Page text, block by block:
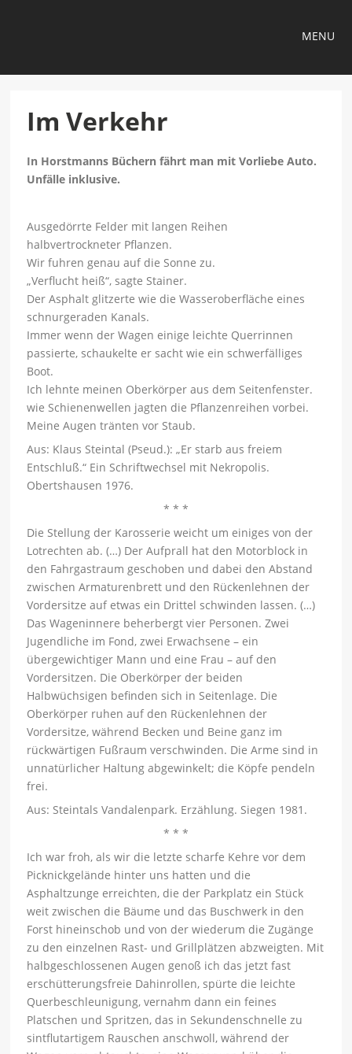
MENU
Im Verkehr
In Horstmanns Büchern fährt man mit Vorliebe Auto.
Unfälle inklusive.
Ausgedörrte Felder mit langen Reihen
halbvertrockneter Pflanzen.
Wir fuhren genau auf die Sonne zu.
„Verflucht heiß“, sagte Stainer.
Der Asphalt glitzerte wie die Wasseroberfläche eines
schnurgeraden Kanals.
Immer wenn der Wagen einige leichte Querrinnen
passierte, schaukelte er sacht wie ein schwerfälliges
Boot.
Ich lehnte meinen Oberkörper aus dem Seitenfenster.
wie Schienenwellen jagten die Pflanzenreihen vorbei.
Meine Augen tränten vor Staub.
Aus: Klaus Steintal (Pseud.): „Er starb aus freiem
Entschluß.“ Ein Schriftwechsel mit Nekropolis.
Obertshausen 1976.
* * *
Die Stellung der Karosserie weicht um einiges von der
Lotrechten ab. (…) Der Aufprall hat den Motorblock in
den Fahrgastraum geschoben und dabei den Abstand
zwischen Armaturenbrett und den Rückenlehnen der
Vordersitze auf etwas ein Drittel schwinden lassen. (…)
Das Wageninnere beherbergt vier Personen. Zwei
Jugendliche im Fond, zwei Erwachsene – ein
übergewichtiger Mann und eine Frau – auf den
Vordersitzen. Die Oberkörper der beiden
Halbwüchsigen befinden sich in Seitenlage. Die
Oberkörper ruhen auf den Rückenlehnen der
Vordersitze, während Becken und Beine ganz im
rückwärtigen Fußraum verschwinden. Die Arme sind in
unnatürlicher Haltung abgewinkelt; die Köpfe pendeln
frei.
Aus: Steintals Vandalenpark. Erzählung. Siegen 1981.
* * *
Ich war froh, als wir die letzte scharfe Kehre vor dem
Picknickgelände hinter uns hatten und die
Asphaltzunge erreichten, die der Parkplatz ein Stück
weit zwischen die Bäume und das Buschwerk in den
Forst hineinschob und von der wiederum die Zugänge
zu den einzelnen Rast- und Grillplätzen abzweigten. Mit
halbgeschlossenen Augen genoß ich das jetzt fast
erschütterungsfreie Dahinrollen, spürte die leichte
Querbeschleunigung, vernahm dann ein feines
Platschen und Spritzen, das in Sekundenschnelle zu
sintflutartigem Rauschen anschwoll, während der